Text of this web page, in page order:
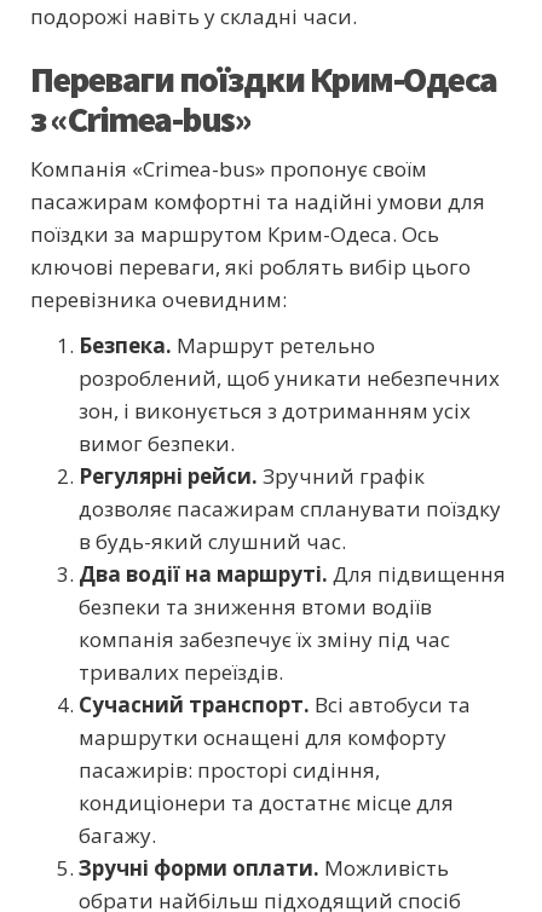
подорожі навіть у складні часи.
Переваги поїздки Крим-Одеса
з «Crimea-bus»
Компанія «Crimea-bus» пропонує своїм
пасажирам комфортні та надійні умови для
поїздки за маршрутом Крим-Одеса. Ось
ключові переваги, які роблять вибір цього
перевізника очевидним:
Безпека. Маршрут ретельно
розроблений, щоб уникати небезпечних
зон, і виконується з дотриманням усіх
вимог безпеки.
Регулярні рейси. Зручний графік
дозволяє пасажирам спланувати поїздку
в будь-який слушний час.
Два водії на маршруті. Для підвищення
безпеки та зниження втоми водіїв
компанія забезпечує їх зміну під час
тривалих переїздів.
Сучасний транспорт. Всі автобуси та
маршрутки оснащені для комфорту
пасажирів: просторі сидіння,
кондиціонери та достатнє місце для
багажу.
Зручні форми оплати. Можливість
обрати найбільш підходящий спосіб